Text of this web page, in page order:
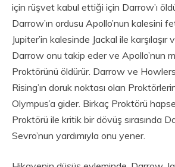
için rüşvet kabul ettiği için Darrow’ı
Darrow’ın ordusu Apollo’nun kalesini
Jupiter’in kalesinde Jackal ile karşılaşır
Darrow onu takip eder ve Apollo’nun
Proktörünü öldürür. Darrow ve Howlers
Rising’ın doruk noktası olan
Olympus’a gider. Birkaç Proktörü
Proktörü ile kritik bir dövüş sırasında
Sevro’nun yardımıyla onu yener.